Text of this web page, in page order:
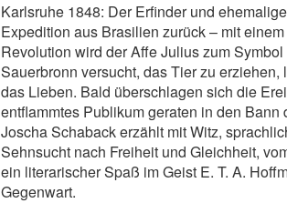
Karlsruhe 1848: Der Erfinder und
Expedition aus Brasilien zurück – mit
Revolution wird der Affe Julius zum
Sauerbronn versucht, das Tier zu
das Lieben. Bald überschlagen sich die
entflammtes Publikum geraten in den
Joscha Schaback erzählt mit Witz,
Sehnsucht nach Freiheit und Gleichheit,
ein literarischer Spaß im Geist E. T. A.
Gegenwart.